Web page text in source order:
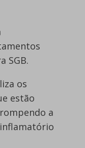
SGB.
os
estão
a